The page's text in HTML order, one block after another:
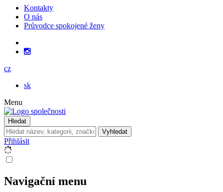
Kontakty
O nás
Průvodce spokojené ženy
cz
sk
Menu
Hledat
Vyhledat
Přihlásit
Navigační menu